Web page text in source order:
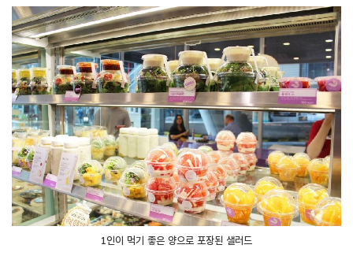
1인이 먹기 좋은 양으로 포장된 샐러드